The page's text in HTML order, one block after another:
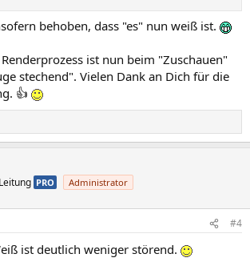
behoben, dass "es" nun weiß ist.
ist nun beim "Zuschauen"
stechend". Vielen Dank an Dich für die
👍
PRO Administrator
#4
ist deutlich weniger störend.